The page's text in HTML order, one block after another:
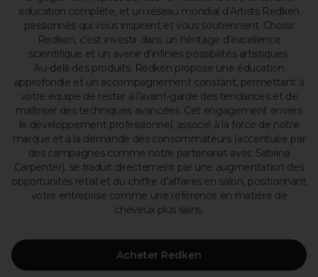
éducation complète, et un réseau mondial d’Artists Redken
passionnés qui vous inspirent et vous soutiennent. Choisir
Redken, c’est investir dans un héritage d’excellence
scientifique et un avenir d’infinies possibilités artistiques.
Au-delà des produits, Redken propose une éducation
approfondie et un accompagnement constant, permettant à
votre équipe de rester à l’avant-garde des tendances et de
maîtriser des techniques avancées. Cet engagement envers
le développement professionnel, associé à la force de notre
marque et à la demande des consommateurs (accentuée par
des campagnes comme notre partenariat avec Sabrina
Carpenter), se traduit directement par une augmentation des
opportunités retail et du chiffre d’affaires en salon, positionnant
votre entreprise comme une référence en matière de
cheveux plus sains.
Acheter Redken